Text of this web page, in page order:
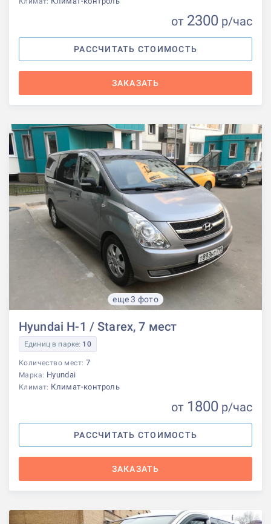
от 2300 р/час
РАССЧИТАТЬ СТОИМОСТЬ
ЗАКАЗАТЬ
еще 3 фото
Hyundai H-1 / Starex, 7 мест
Единиц в парке: 10
Количество мест: 7
Марка: Hyundai
Климат: Климат-контроль
от 1800 р/час
РАССЧИТАТЬ СТОИМОСТЬ
ЗАКАЗАТЬ